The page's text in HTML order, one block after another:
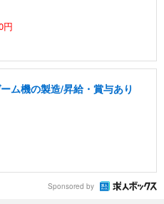
円
ム機の製造/昇給・賞与あり
Sponsored by